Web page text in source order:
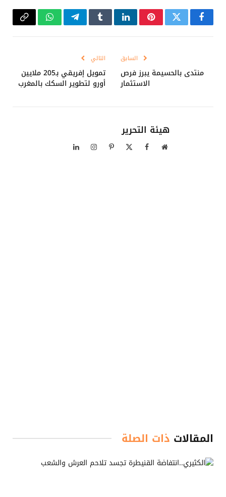
فيسبوكتويتر بينتيريستلينكدإنTumblrتيلقرامواتسابCopy
السابق
منتدى بالحسيمة يبرز فرص
الاستثمار
التالي
تمويل إفريقي بـ205 ملايين
أورو لتطوير السكك بالمغرب
هيئة التحرير
موقع فيسبوك بينتيريستالانستغراملينكدإن
المقالات ذات الصلة